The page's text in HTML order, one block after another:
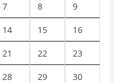
7 8 9
14 15 16
21 22 23
28 29 30